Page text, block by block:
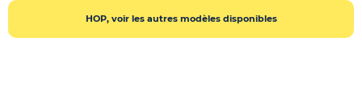
HOP, voir les autres modèles disponibles